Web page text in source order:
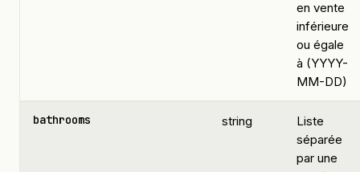
en vente
inférieure
ou égale
à (YYYY-
MM-DD)
bathrooms string
Liste
séparée
par une